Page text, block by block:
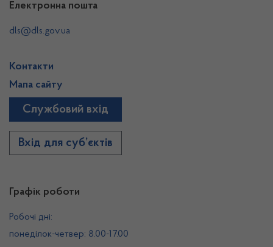
Графік роботи
Робочі дні:
понеділок-четвер: 8.00-17.00
Електронна пошта
dls@dls.gov.ua
Контакти
Мапа сайту
Службовий вхід
Вхід для суб’єктів